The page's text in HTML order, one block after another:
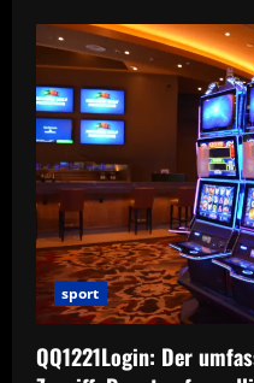
sport
QQ1221Login: Der